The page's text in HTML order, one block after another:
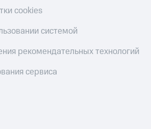
cookies
системой
рекомендательных технологий
сервиса